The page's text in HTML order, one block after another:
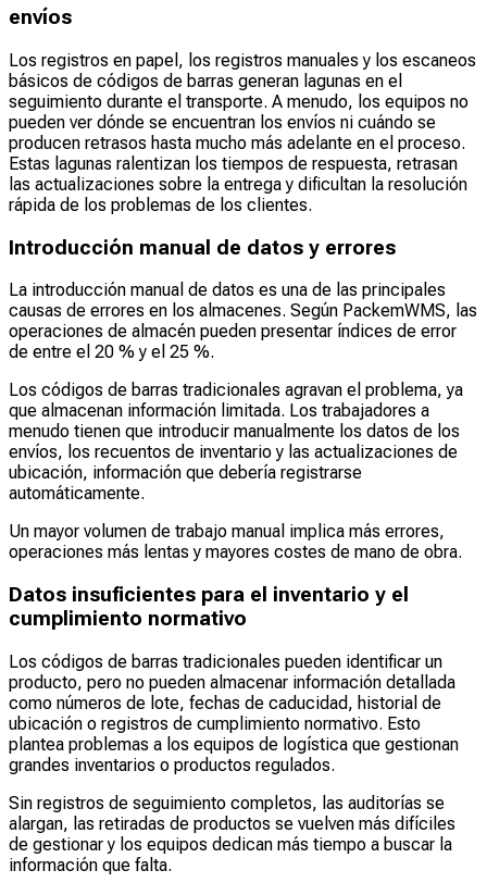
envíos
Los registros en papel, los registros manuales y los escaneos
básicos de códigos de barras generan lagunas en el
seguimiento durante el transporte. A menudo, los equipos no
pueden ver dónde se encuentran los envíos ni cuándo se
producen retrasos hasta mucho más adelante en el proceso.
Estas lagunas ralentizan los tiempos de respuesta, retrasan
las actualizaciones sobre la entrega y dificultan la resolución
rápida de los problemas de los clientes.
Introducción manual de datos y errores
La introducción manual de datos es una de las principales
causas de errores en los almacenes. Según PackemWMS, las
operaciones de almacén pueden presentar índices de error
de entre el 20 % y el 25 %.
Los códigos de barras tradicionales agravan el problema, ya
que almacenan información limitada. Los trabajadores a
menudo tienen que introducir manualmente los datos de los
envíos, los recuentos de inventario y las actualizaciones de
ubicación, información que debería registrarse
automáticamente.
Un mayor volumen de trabajo manual implica más errores,
operaciones más lentas y mayores costes de mano de obra.
Datos insuficientes para el inventario y el
cumplimiento normativo
Los códigos de barras tradicionales pueden identificar un
producto, pero no pueden almacenar información detallada
como números de lote, fechas de caducidad, historial de
ubicación o registros de cumplimiento normativo. Esto
plantea problemas a los equipos de logística que gestionan
grandes inventarios o productos regulados.
Sin registros de seguimiento completos, las auditorías se
alargan, las retiradas de productos se vuelven más difíciles
de gestionar y los equipos dedican más tiempo a buscar la
información que falta.